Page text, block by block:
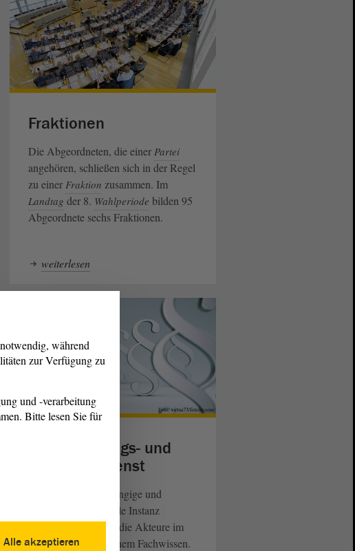
Fraktionen
Die Abgeordneten, die einer Partei
angehören, schließen sich in der Regel
zu einer Fraktion zusammen. Im
Landtag der 8. Wahlperiode bilden 95
Abgeordnete sechs Fraktionen.
weiterlesen
Gesetzgebungs- und
Beratungsdienst
Als weisungsunabhängige und
parteipolitisch neutrale Instanz
unterstützt der GBD die Akteure im
Landtagmit juristischem Fachwissen.
während
zur Verfügung zu
und -verarbeitung
Bitte lesen Sie für
Alle akzeptieren